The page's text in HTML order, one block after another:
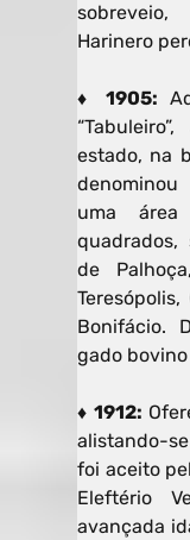
Harinero
♦ 1905:
estado, na
denominou
uma área
de
Bonifácio.
gado
♦ 1912:
alistando-
foi aceito
Eleftério
avançada